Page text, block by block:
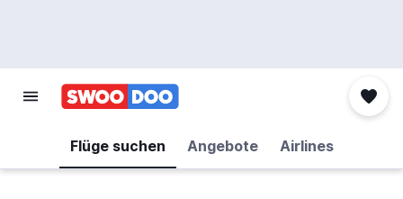
Flüge suchen Angebote Airlines